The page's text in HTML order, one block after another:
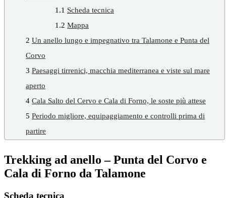
1.1 Scheda tecnica
1.2 Mappa
2 Un anello lungo e impegnativo tra Talamone e Punta del
Corvo
3 Paesaggi tirrenici, macchia mediterranea e viste sul mare
aperto
4 Cala Salto del Cervo e Cala di Forno, le soste più attese
5 Periodo migliore, equipaggiamento e controlli prima di
partire
Trekking ad anello – Punta del Corvo e
Cala di Forno da Talamone